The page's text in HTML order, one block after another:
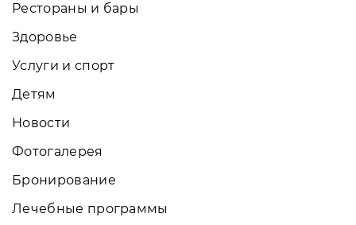
Рестораны и бары
Здоровье
Услуги и спорт
Детям
Новости
Фотогалерея
Бронирование
Лечебные программы